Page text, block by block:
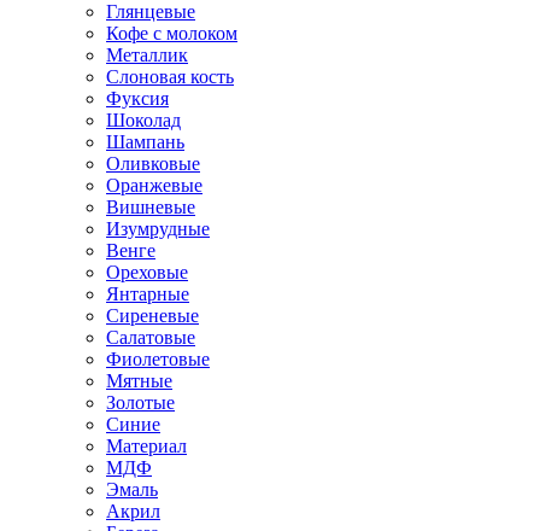
Глянцевые
Кофе с молоком
Металлик
Слоновая кость
Фуксия
Шоколад
Шампань
Оливковые
Оранжевые
Вишневые
Изумрудные
Венге
Ореховые
Янтарные
Сиреневые
Салатовые
Фиолетовые
Мятные
Золотые
Синие
Материал
МДФ
Эмаль
Акрил